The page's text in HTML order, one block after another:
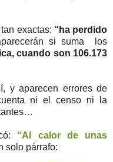
exactas: “ha perdido
si suma los
cuando son 106.173
y aparecen errores de
ni el censo ni la
“Al calor de unas
solo párrafo: